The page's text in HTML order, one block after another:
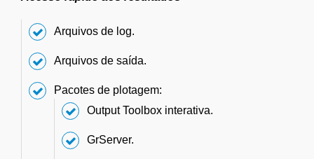
Arquivos de log.
Arquivos de saída.
Pacotes de plotagem:
Output Toolbox interativa.
GrServer.